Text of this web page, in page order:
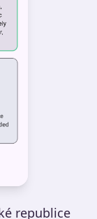
republice